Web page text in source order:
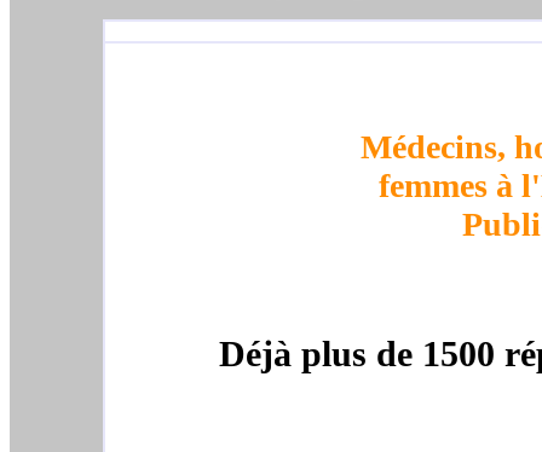
Médecins,
femmes à
Déjà plus de 1500